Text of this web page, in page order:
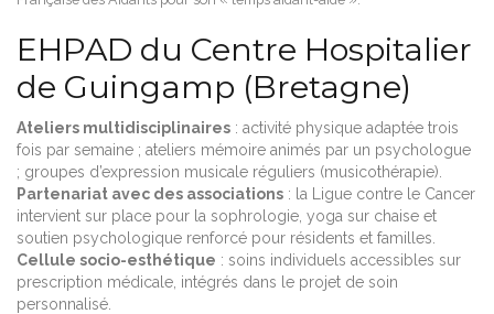
EHPAD du Centre Hospitalier
de Guingamp (Bretagne)
Ateliers multidisciplinaires : activité physique adaptée trois
fois par semaine ; ateliers mémoire animés par un psychologue
; groupes d’expression musicale réguliers (musicothérapie).
Partenariat avec des associations : la Ligue contre le Cancer
intervient sur place pour la sophrologie, yoga sur chaise et
soutien psychologique renforcé pour résidents et familles.
Cellule socio-esthétique : soins individuels accessibles sur
prescription médicale, intégrés dans le projet de soin
personnalisé.